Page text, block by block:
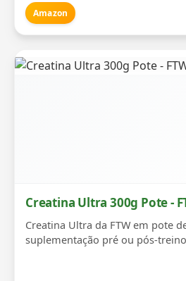
Amazon
Creatina Ultra 300g Pote -
Creatina Ultra da FTW em pote
suplementação pré ou pós-